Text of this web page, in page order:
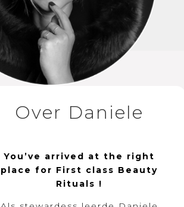
Over Daniele
You’ve arrived at the right
place for First class Beauty
Rituals !